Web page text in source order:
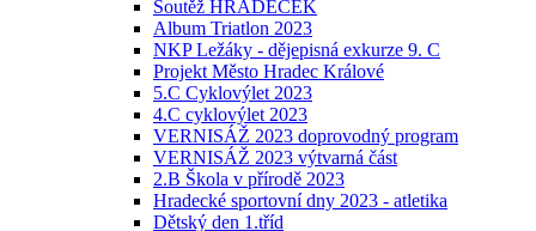
Soutěž HRADEČEK
Album Triatlon 2023
NKP Ležáky - dějepisná exkurze 9. C
Projekt Město Hradec Králové
5.C Cyklovýlet 2023
4.C cyklovýlet 2023
VERNISÁŽ 2023 doprovodný program
VERNISÁŽ 2023 výtvarná část
2.B Škola v přírodě 2023
Hradecké sportovní dny 2023 - atletika
Dětský den 1.tříd